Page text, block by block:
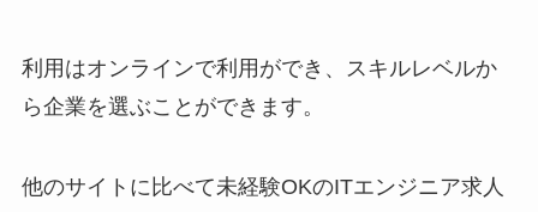
利用はオンラインで利用ができ、スキルレベルか
ら企業を選ぶことができます。
他のサイトに比べて未経験OKのITエンジニア求人